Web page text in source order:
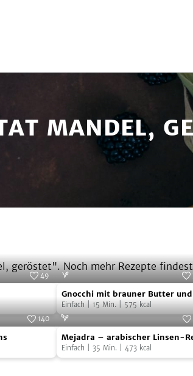
MANDEL,
geröstet". Noch mehr Rezepte
49
Gnocchi
mit
brauner
Butter
und
Gnocchi mit brauner Butter und
Oregano
Einfach 15 Min. 575 kcal
140
Mejadra
–
arabischer
Foto:
Mejadra – arabischer Linsen-
Einfach 35 Min. 473 kcal